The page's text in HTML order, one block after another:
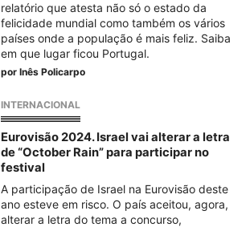
relatório que atesta não só o estado da
felicidade mundial como também os vários
países onde a população é mais feliz. Saiba
em que lugar ficou Portugal.
por Inês Policarpo
INTERNACIONAL
Eurovisão 2024. Israel vai alterar a letra
de “October Rain” para participar no
festival
A participação de Israel na Eurovisão deste
ano esteve em risco. O país aceitou, agora,
alterar a letra do tema a concurso,